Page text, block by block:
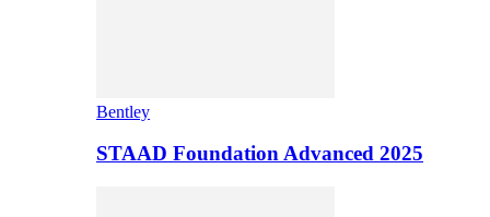
Bentley
STAAD Foundation Advanced 2025